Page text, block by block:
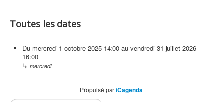
Toutes les dates
Du mercredi 1 octobre 2025 14:00 au vendredi 31 juillet 2026
16:00
↳ mercredi
Propulsé pariCagenda